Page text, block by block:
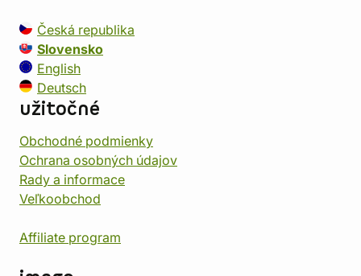
Česká republika
Slovensko
English
Deutsch
užitočné
Obchodné podmienky
Ochrana osobných údajov
Rady a informace
Veľkoobchod
Affiliate program